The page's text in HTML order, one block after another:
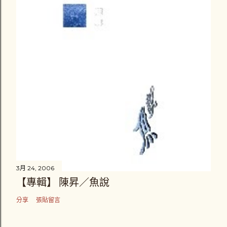
3月 24, 2006
【專輯】 陳昇／魚說
分享 張貼留言